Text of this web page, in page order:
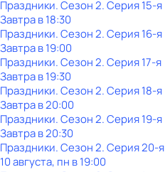
Праздники. Сезон 2. Серия 15-я
Завтра в 18:30
Праздники. Сезон 2. Серия 16-я
Завтра в 19:00
Праздники. Сезон 2. Серия 17-я
Завтра в 19:30
Праздники. Сезон 2. Серия 18-я
Завтра в 20:00
Праздники. Сезон 2. Серия 19-я
Завтра в 20:30
Праздники. Сезон 2. Серия 20-я
10 августа, пн в 19:00